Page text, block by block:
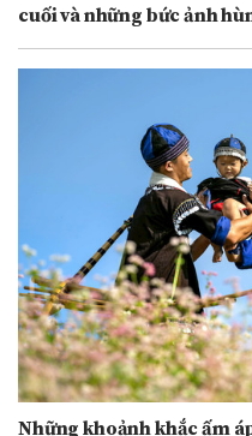
cuối và những bức ảnh
Những khoảnh khắc ấm